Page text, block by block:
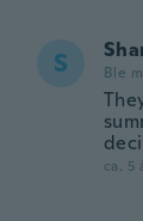
S Ble
ca. 5